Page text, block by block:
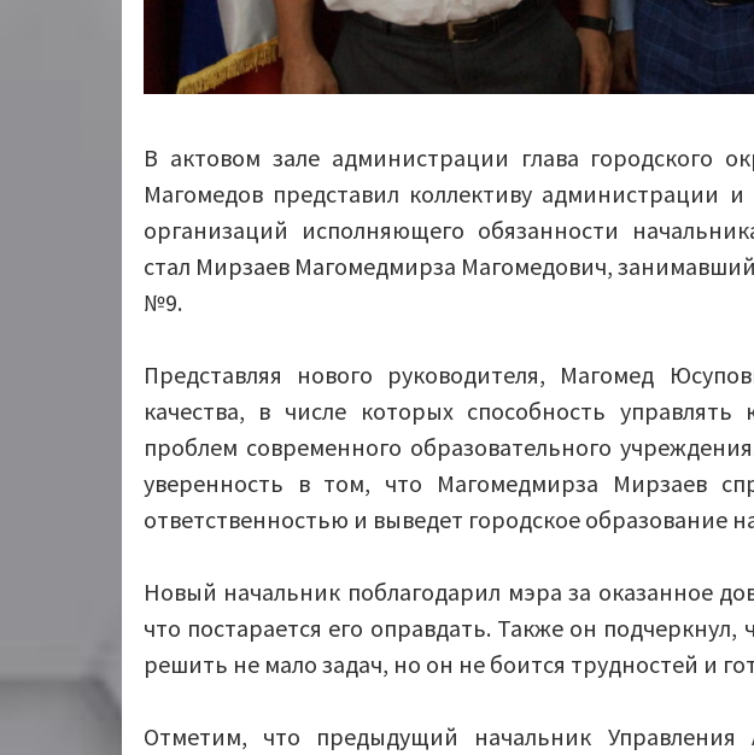
В актовом зале администрации глава городского
Магомедов представил коллективу администрации
организаций исполняющего обязанности
стал Мирзаев Магомедмирза Магомедович,
№9.
Представляя нового руководителя, Магомед
качества, в числе которых способность
проблем современного образовательного
уверенность в том, что Магомедмирза Мирзаев
ответственностью и выведет городское образование
Новый начальник поблагодарил мэра за оказанное
что постарается его оправдать. Также он
решить не мало задач, но он не боится трудностей и
Отметим, что предыдущий начальник Управления